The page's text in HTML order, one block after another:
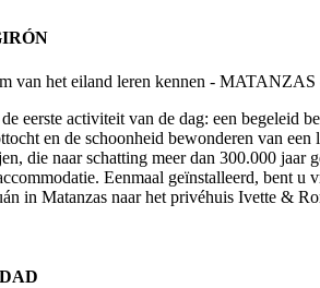
eerste activiteit van de dag: een begeleid
en de schoonheid bewonderen van
die naar schatting meer dan 300.000
Eenmaal geïnstalleerd, bent
in Matanzas naar het privéhuis Ivette &